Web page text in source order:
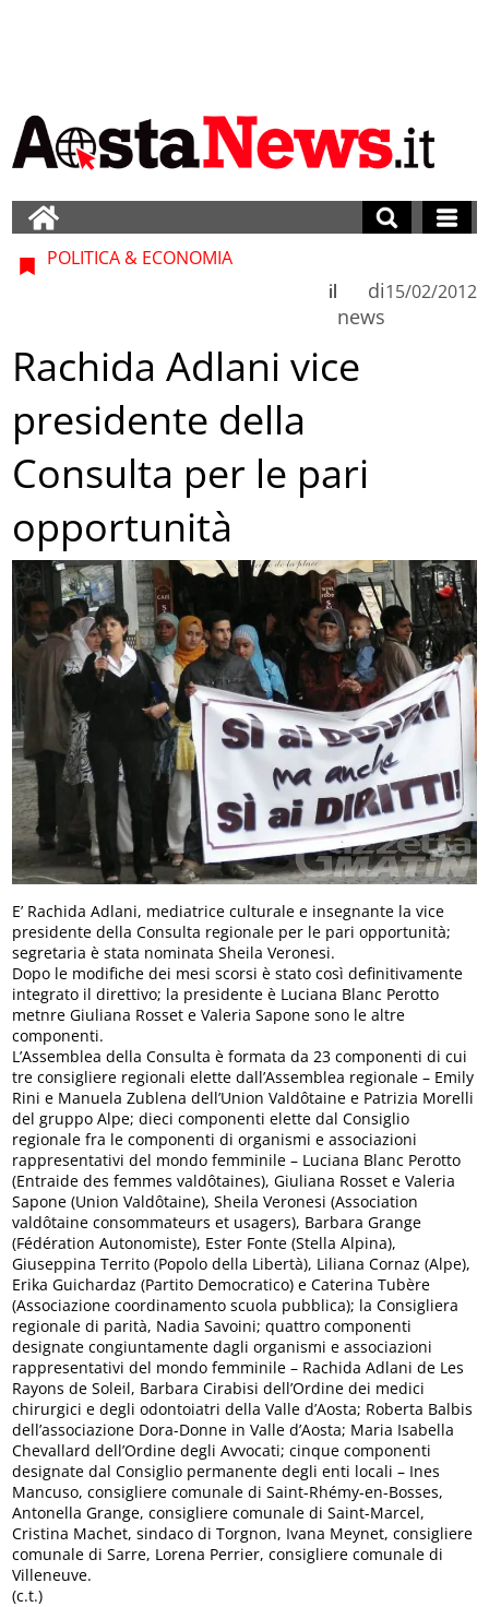
POLITICA & ECONOMIA
di
news
il 15/02/2012
Rachida Adlani vice
presidente della
Consulta per le pari
opportunità
E’ Rachida Adlani, mediatrice culturale e insegnante la vice
presidente della Consulta regionale per le pari opportunità;
segretaria è stata nominata Sheila Veronesi.
Dopo le modifiche dei mesi scorsi è stato così definitivamente
integrato il direttivo; la presidente è Luciana Blanc Perotto
metnre Giuliana Rosset e Valeria Sapone sono le altre
componenti.
L’Assemblea della Consulta è formata da 23 componenti di cui
tre consigliere regionali elette dall’Assemblea regionale – Emily
Rini e Manuela Zublena dell’Union Valdôtaine e Patrizia Morelli
del gruppo Alpe; dieci componenti elette dal Consiglio
regionale fra le componenti di organismi e associazioni
rappresentativi del mondo femminile – Luciana Blanc Perotto
(Entraide des femmes valdôtaines), Giuliana Rosset e Valeria
Sapone (Union Valdôtaine), Sheila Veronesi (Association
valdôtaine consommateurs et usagers), Barbara Grange
(Fédération Autonomiste), Ester Fonte (Stella Alpina),
Giuseppina Territo (Popolo della Libertà), Liliana Cornaz (Alpe),
Erika Guichardaz (Partito Democratico) e Caterina Tubère
(Associazione coordinamento scuola pubblica); la Consigliera
regionale di parità, Nadia Savoini; quattro componenti
designate congiuntamente dagli organismi e associazioni
rappresentativi del mondo femminile – Rachida Adlani de Les
Rayons de Soleil, Barbara Cirabisi dell’Ordine dei medici
chirurgici e degli odontoiatri della Valle d’Aosta; Roberta Balbis
dell’associazione Dora-Donne in Valle d’Aosta; Maria Isabella
Chevallard dell’Ordine degli Avvocati; cinque componenti
designate dal Consiglio permanente degli enti locali – Ines
Mancuso, consigliere comunale di Saint-Rhémy-en-Bosses,
Antonella Grange, consigliere comunale di Saint-Marcel,
Cristina Machet, sindaco di Torgnon, Ivana Meynet, consigliere
comunale di Sarre, Lorena Perrier, consigliere comunale di
Villeneuve.
(c.t.)